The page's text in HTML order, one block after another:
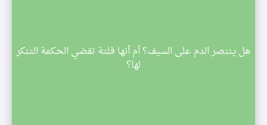
هل ينتصر الدم على السيف؟ أم أنها فلتة تقضي الحكمة التنكر
لها؟